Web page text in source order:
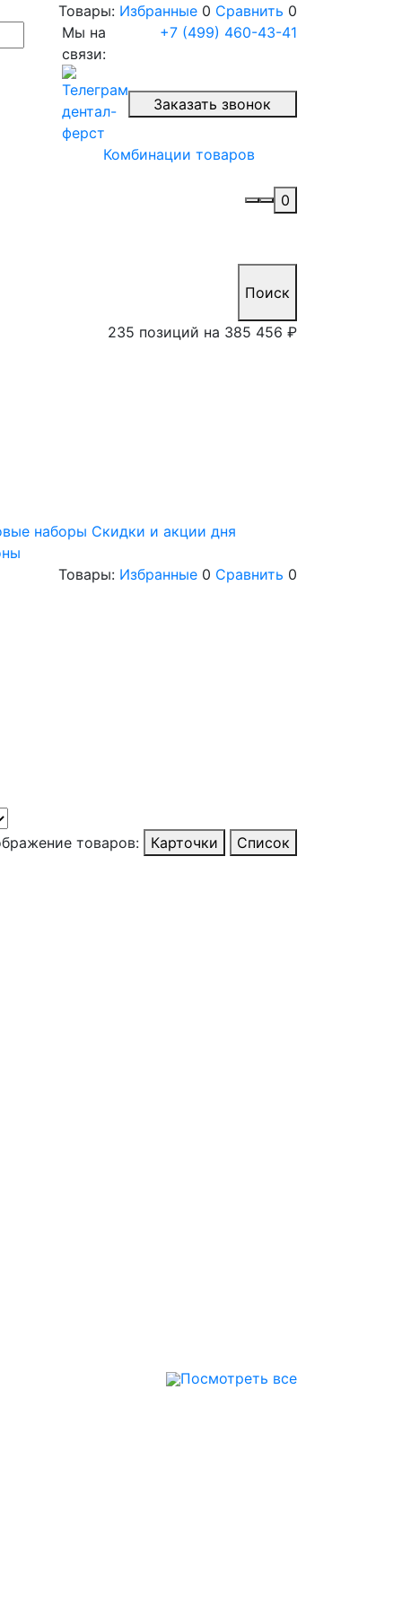
Товары: Избранные 0 Сравнить 0
Мы на
связи:
+7 (499) 460-43-41
Заказать звонок
Комбинации товаров
0
Поиск
235 позиций на 385 456 ₽
наборы Скидки и акции дня
Товары: Избранные 0 Сравнить 0
товаров:
Карточки Список
Посмотреть все